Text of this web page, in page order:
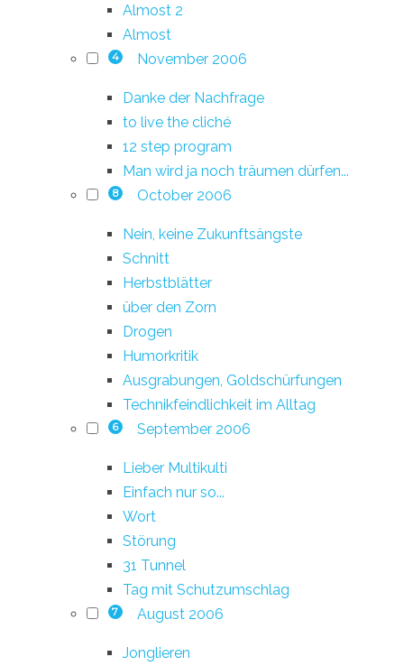
Almost 2
Almost
4 November 2006
Danke der Nachfrage
to live the cliché
12 step program
Man wird ja noch träumen dürfen...
8 October 2006
Nein, keine Zukunftsängste
Schnitt
Herbstblätter
über den Zorn
Drogen
Humorkritik
Ausgrabungen, Goldschürfungen
Technikfeindlichkeit im Alltag
6 September 2006
Lieber Multikulti
Einfach nur so...
Wort
Störung
31 Tunnel
Tag mit Schutzumschlag
7 August 2006
Jonglieren